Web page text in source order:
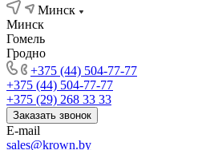
Минск
Минск
Гомель
Гродно
+375 (44) 504-77-77
+375 (44) 504-77-77
+375 (29) 268 33 33
Заказать звонок
E-mail
sales@krown.by